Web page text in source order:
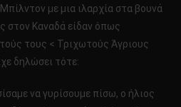
με μια ιλαρχία στα βουνά
στον Καναδά είδαν όπως
τους < Τριχωτούς Άγριους
δηλώσει τότε:
να γυρίσουμε πίσω, ο ήλιος